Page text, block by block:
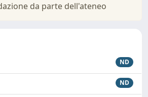
da parte dell'ateneo
ND
ND